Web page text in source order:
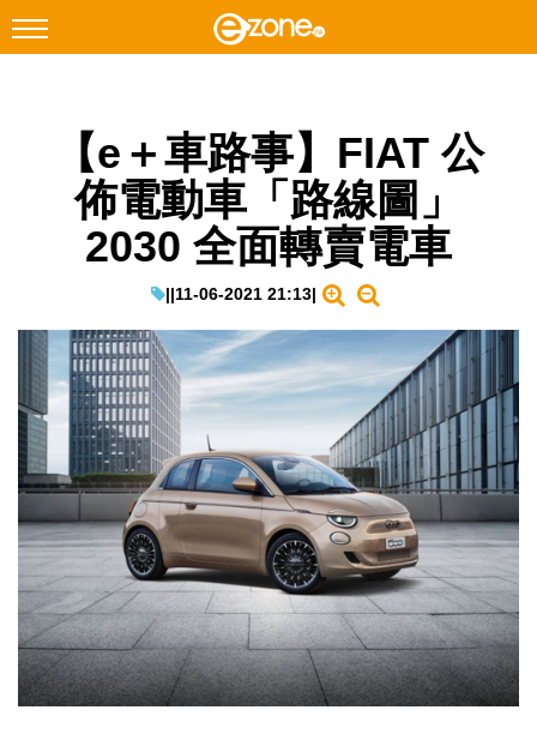
Facebook Instagram
科技焦點
網絡生活
教學評測
EduTech
IT Times
生成式AI與雲端應用
Enterprise Digital Transformation
【e＋車路事】FIAT 公
佈電動車「路線圖」
2030 全面轉賣電車
||11-06-2021 21:13|